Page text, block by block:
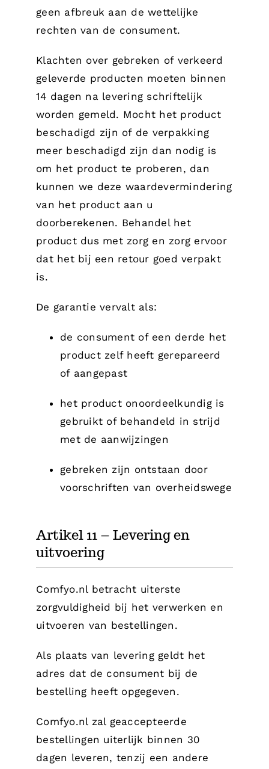
geen afbreuk aan de wettelijke
rechten van de consument.
Klachten over gebreken of verkeerd
geleverde producten moeten binnen
14 dagen na levering schriftelijk
worden gemeld. Mocht het product
beschadigd zijn of de verpakking
meer beschadigd zijn dan nodig is
om het product te proberen, dan
kunnen we deze waardevermindering
van het product aan u
doorberekenen. Behandel het
product dus met zorg en zorg ervoor
dat het bij een retour goed verpakt
is.
De garantie vervalt als:
de consument of een derde het
product zelf heeft gerepareerd
of aangepast
het product onoordeelkundig is
gebruikt of behandeld in strijd
met de aanwijzingen
gebreken zijn ontstaan door
voorschriften van overheidswege
Artikel 11 – Levering en
uitvoering
Comfyo.nl betracht uiterste
zorgvuldigheid bij het verwerken en
uitvoeren van bestellingen.
Als plaats van levering geldt het
adres dat de consument bij de
bestelling heeft opgegeven.
Comfyo.nl zal geaccepteerde
bestellingen uiterlijk binnen 30
dagen leveren, tenzij een andere